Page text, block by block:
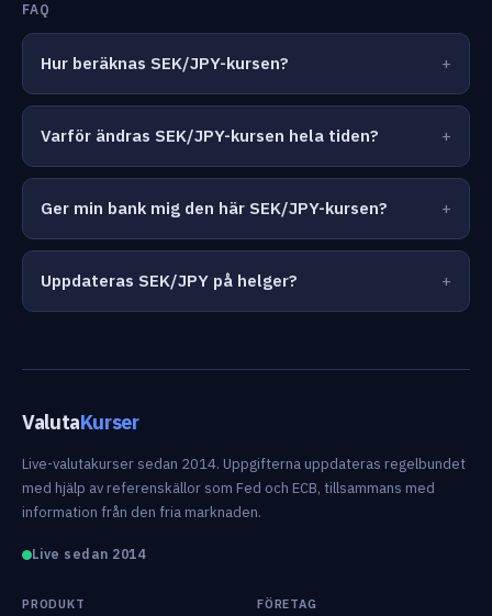
FAQ
Hur beräknas SEK/JPY-kursen?
Varför ändras SEK/JPY-kursen hela tiden?
Ger min bank mig den här SEK/JPY-kursen?
Uppdateras SEK/JPY på helger?
ValutaKurser
Live-valutakurser sedan 2014. Uppgifterna uppdateras regelbundet
med hjälp av referenskällor som Fed och ECB, tillsammans med
information från den fria marknaden.
Live sedan 2014
PRODUKT FÖRETAG